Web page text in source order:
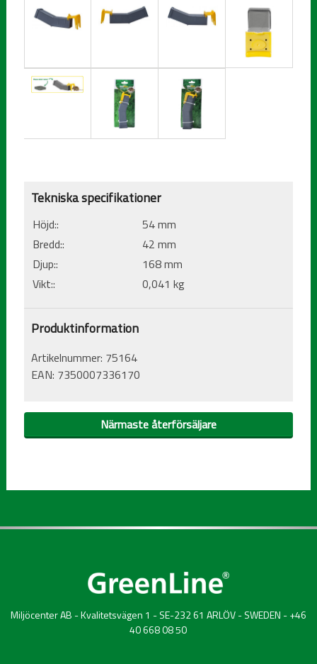
Tekniska specifikationer
Höjd::
54 mm
Bredd::
42 mm
Djup::
168 mm
Vikt::
0,041 kg
Produktinformation
Artikelnummer: 75164
EAN: 7350007336170
Närmaste återförsäljare
Miljöcenter AB - Kvalitetsvägen 1 - SE-232 61 ARLÖV - SWEDEN - +46
40 668 08 50